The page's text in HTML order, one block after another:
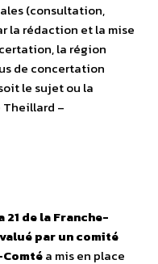
(consultation,
la rédaction et la mise
la région
de concertation
le sujet ou la
–
21 de la Franche-
par un comité
a mis en place